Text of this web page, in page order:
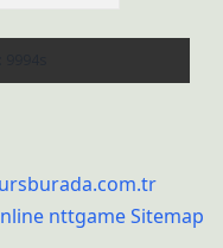
nttgameSitemap